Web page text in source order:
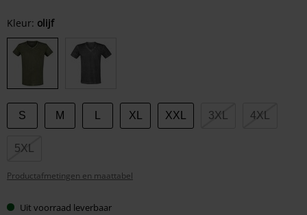
Kies
je
maat
Kleur: olijf
S M XL XXL 3XL 4XL
5XL
Productafmetingen en maattabel
Uit voorraad leverbaar